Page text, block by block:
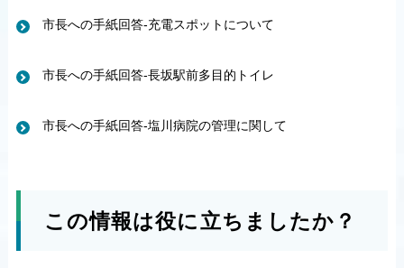
市長への手紙回答-充電スポットについて
市長への手紙回答-長坂駅前多目的トイレ
市長への手紙回答-塩川病院の管理に関して
この情報は役に立ちましたか？